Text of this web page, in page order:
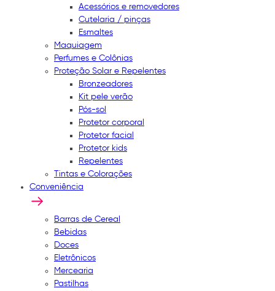
Acessórios e removedores
Cutelaria / pinças
Esmaltes
Maquiagem
Perfumes e Colônias
Proteção Solar e Repelentes
Bronzeadores
Kit pele verão
Pós-sol
Protetor corporal
Protetor facial
Protetor kids
Repelentes
Tintas e Colorações
Conveniência
Barras de Cereal
Bebidas
Doces
Eletrônicos
Mercearia
Pastilhas